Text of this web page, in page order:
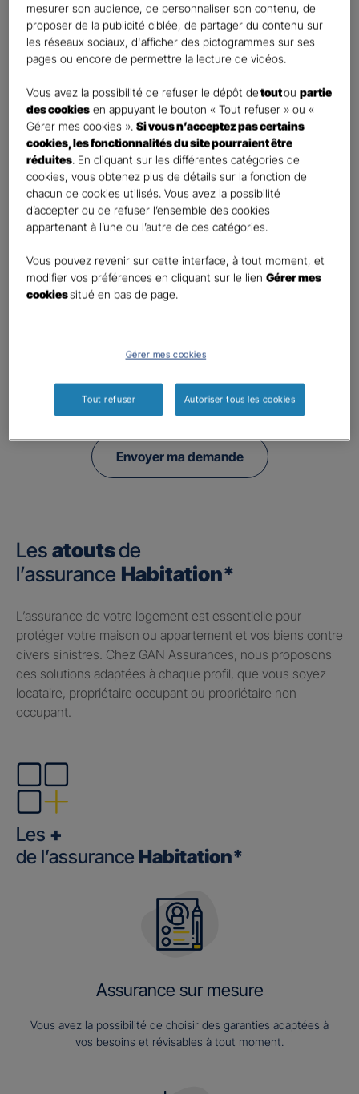
First Last
Téléphone*
United
States
+1
E-mail*
Informations complémentaires (facultatif)
Information données personnelles *
En cochant cette case et en soumettant ce formulaire,
j'accepte que mes données personnelles soient utilisées
Pour connaitre et exercer vos droits, notamment de retrait de votre consentement
Envoyer ma demande
Les atoutsde
l’assurance Habitation*
​L’assurance de votre logement est essentielle pour
protéger votre maison ou appartement et vos biens contre
divers sinistres. Chez GAN Assurances, nous proposons
des solutions adaptées à chaque profil, que vous soyez
locataire, propriétaire occupant ou propriétaire non
occupant.
Les +
de l’assurance Habitation*
Assurance sur mesure
Vous avez la possibilité de choisir des garanties adaptées à
vos besoins et révisables à tout moment.
mesurer son audience, de personnaliser son contenu, de
proposer de la publicité ciblée, de partager du contenu sur
les réseaux sociaux, d'afficher des pictogrammes sur ses
pages ou encore de permettre la lecture de vidéos.
Vous avez la possibilité de refuser le dépôt detoutoupartie
des cookies en appuyant le bouton « Tout refuser » ou «
Gérer mes cookies ».Si vous n’acceptez pas certains
cookies, les fonctionnalités du site pourraient être
réduites. En cliquant sur les différentes catégories de
cookies, vous obtenez plus de détails sur la fonction de
chacun de cookies utilisés. Vous avez la possibilité
d’accepter ou de refuser l’ensemble des cookies
appartenant à l’une ou l’autre de ces catégories.
Vous pouvez revenir sur cette interface, à tout moment, et
modifier vos préférences en cliquant sur le lienGérer mes
cookiessitué en bas de page.
Gérer mes cookies
Tout refuser Autoriser tous les cookies